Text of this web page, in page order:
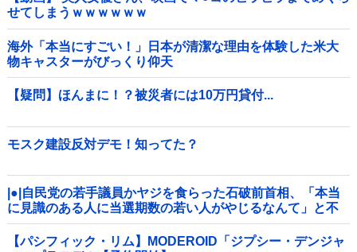
せてしまうｗｗｗｗｗｗ
海外「本当にすごい！」日本が清潔な理由を体験した米大
物キャスターがびっくり仰天
【疑問】ほんまに！？被災者には10万円貸付...
モスク建設反対デモ！知ってた？
|●|自民党の若手議員かヤジを食らった石破前首相、「本当
に見識のある人に当選期数の若い人がやじるなんて」と不
満たらたらな様子を見せて……
【パシフィック・リム】MODEROID「ジプシー・デンジャ